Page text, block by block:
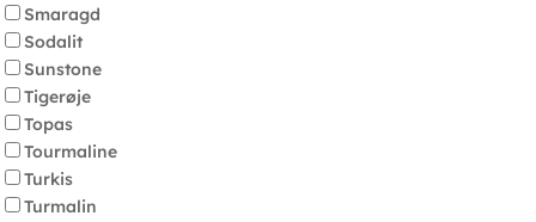
Smaragd
Sodalit
Sunstone
Tigerøje
Topas
Tourmaline
Turkis
Turmalin